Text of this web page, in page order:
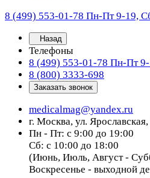
8 (499) 553-01-78 Пн-Пт 9-19,
Назад
Телефоны
8 (499) 553-01-78 Пн-Пт
8 (800) 3333-698
Заказать звонок
medicalmag@yandex.ru
г. Москва, ул.
Пн - Пт: с 9:00 до 19:00
Сб: с 10:00 до 18:00
(Июнь, Июль, Август -
Воскресенье - выходной